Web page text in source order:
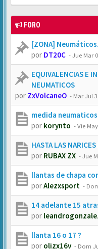
FORO
[ZONA]
por DT20C -Jue Mar
EQUIVALENCIAS E
NEUMATICOS
por ZxVolcaneO - Mar Jul
medida
por korynto -Vie
HASTA LAS
por RUBAX ZX -Jue
llantas de chapa
porAlezxsport -
14 adelante 15
por
llanta 16 o 17 ?
por olizx16v - Dom